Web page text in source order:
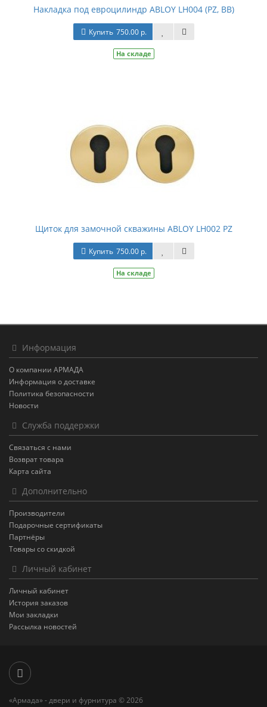
Накладка под евроцилиндр ABLOY LH004 (PZ, BB)
Купить 750.00 р.
На складе
Щиток для замочной скважины ABLOY LH002 PZ
Купить 750.00 р.
На складе
Информация
О компании АРМАДА
Информация о доставке
Политика безопасности
Новости
Служба поддержки
Связаться с нами
Возврат товара
Карта сайта
Дополнительно
Производители
Подарочные сертификаты
Партнёры
Товары со скидкой
Личный кабинет
Личный кабинет
История заказов
Мои закладки
Рассылка новостей
«Армада» - двери и фурнитура © 2026